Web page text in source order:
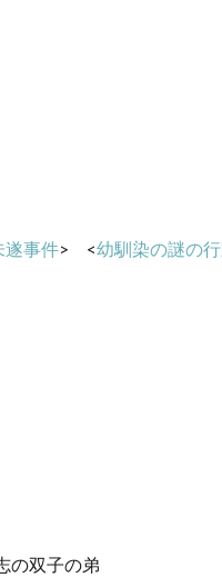
遂事件> <幼馴染の謎の
双子の弟